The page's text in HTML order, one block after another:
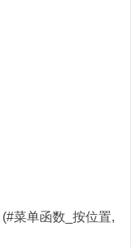
(#菜单函数 _按位置,